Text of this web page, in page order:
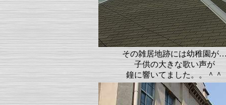
その雑居地跡には幼稚園が
子供の大きな歌い声が
鐘に響いてました。。＾＾